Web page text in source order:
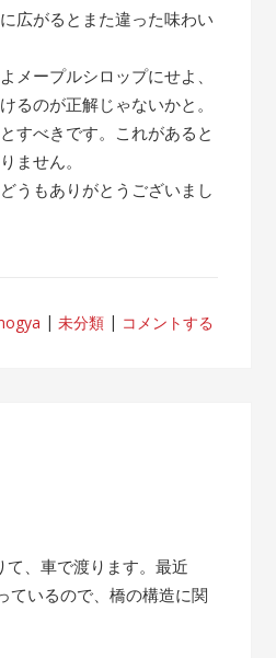
広がるとまた違った味わい
メープルシロップにせよ、
るのが正解じゃないかと。
すべきです。これがあると
ません。
うもありがとうございまし
未分類 コメントする
、車で渡ります。最近
ているので、橋の構造に関